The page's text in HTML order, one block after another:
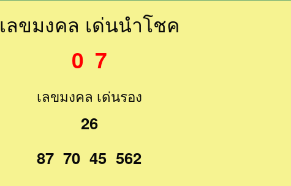
เลขมงคล เด่นนำโชค
0 7
เลขมงคล เด่นรอง
26
87 70 45 562